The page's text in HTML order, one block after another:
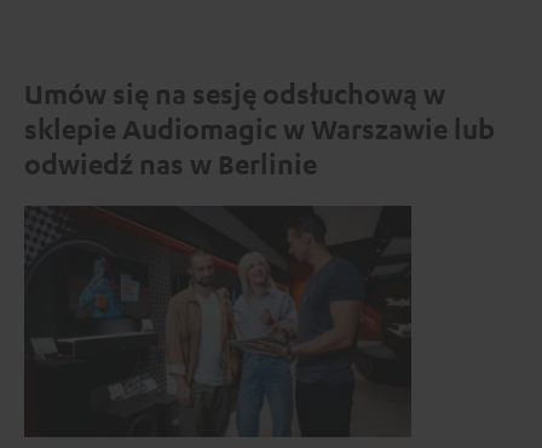
Umów się na sesję odsłuchową w
sklepie Audiomagic w Warszawie lub
odwiedź nas w Berlinie